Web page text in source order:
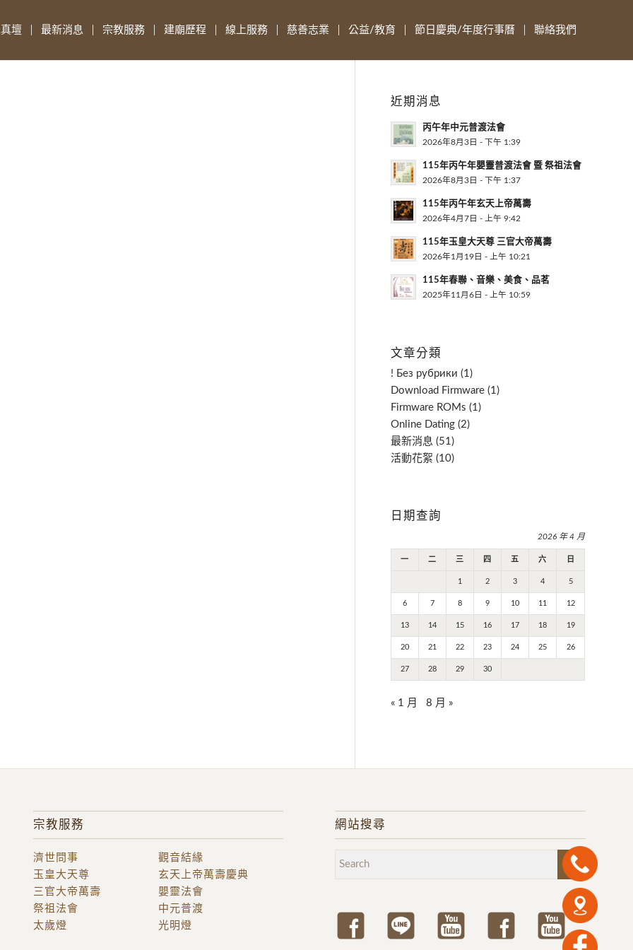
壇 最新消息 宗教服務 建廟歷程 線上服務 慈善志業 公益/教育 節日慶典/年度行事曆 聯絡我們
近期消息
丙午年中元普渡法會
2026年8月3日 - 下午 1:39
115年丙午年嬰靈普渡法會 暨 祭祖法會
2026年8月3日 - 下午 1:37
115年丙午年玄天上帝萬壽
2026年4月7日 - 上午 9:42
115年玉皇大天尊 三官大帝萬壽
2026年1月19日 - 上午 10:21
115年春聯、音樂、美食、品茗
2025年11月6日 - 上午 10:59
文章分類
! Без рубрики (1)
Download Firmware (1)
Firmware ROMs (1)
Online Dating (2)
最新消息 (51)
活動花絮 (10)
日期查詢
2026 年 4 月
一 二 三 四 五 六 日
1 2 3 4 5
6 7 8 9 10 11 12
13 14 15 16 17 18 19
20 21 22 23 24 25 26
27 28 29 30
« 1 月 8 月 »
宗教服務
濟世問事
觀音結緣
玉皇大天尊
三官大帝萬壽
玄天上帝萬壽慶典
嬰靈法會
祭祖法會
中元普渡
太歲燈
光明燈
網站搜尋